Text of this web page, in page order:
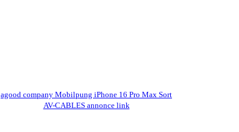
agood company Mobilpung iPhone 16 Pro Max Sort
AV-CABLES annonce link